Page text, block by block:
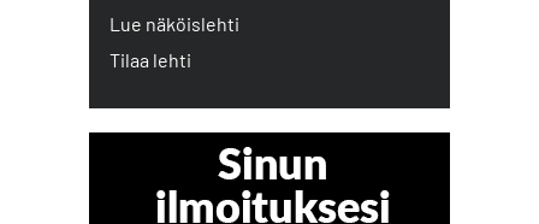
Lue näköislehti
Tilaa lehti